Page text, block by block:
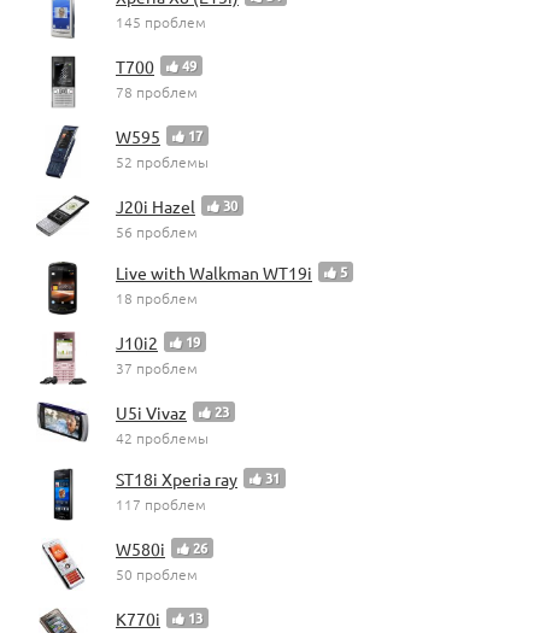
145 проблем
T700 49
78 проблем
W595 17
52 проблемы
J20i Hazel 30
56 проблем
Live with Walkman WT19i 5
18 проблем
J10i2 19
37 проблем
U5i Vivaz 23
42 проблемы
ST18i Xperia ray 31
117 проблем
W580i 26
50 проблем
K770i 13